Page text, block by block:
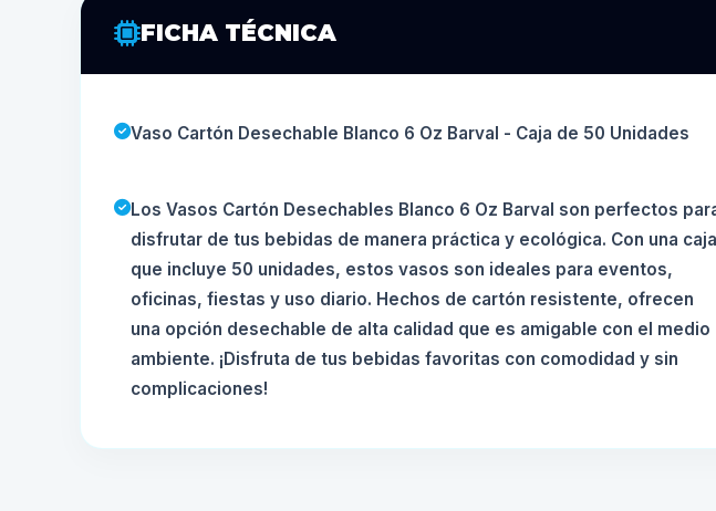
FICHA TÉCNICA
Vaso Cartón Desechable Blanco 6 Oz Barval - Caja de 50 Unidades
Los Vasos Cartón Desechables Blanco 6 Oz Barval son perfectos
disfrutar de tus bebidas de manera práctica y ecológica. Con una caja
que incluye 50 unidades, estos vasos son ideales para eventos,
oficinas, fiestas y uso diario. Hechos de cartón resistente, ofrecen
una opción desechable de alta calidad que es amigable con el medio
ambiente. ¡Disfruta de tus bebidas favoritas con comodidad y sin
complicaciones!